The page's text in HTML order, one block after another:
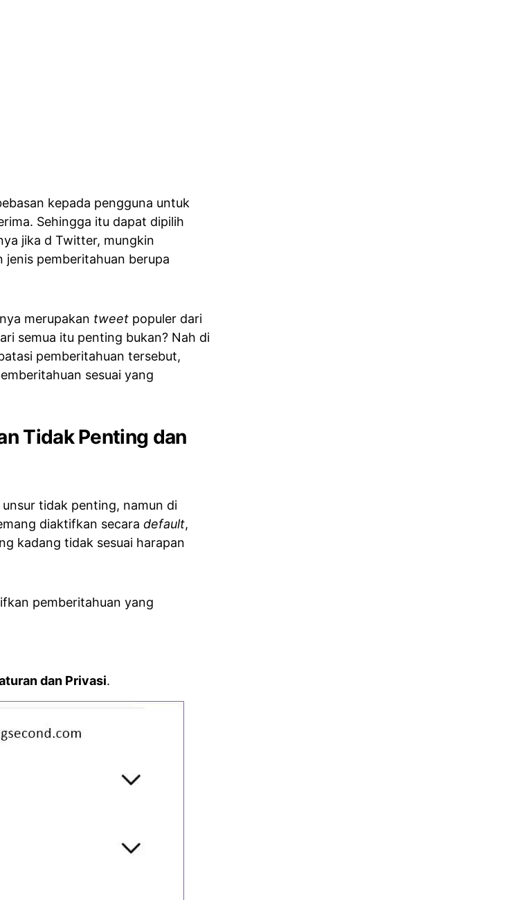
kepada pengguna untuk
Sehingga itu dapat dipilih
jika d Twitter, mungkin
pemberitahuan berupa
merupakan tweet populer dari
semua itu penting bukan? Nah di
pemberitahuan tersebut,
sesuai yang
Tidak Penting dan
tidak penting, namun di
diaktifkan secara default,
kadang tidak sesuai harapan
pemberitahuan yang
dan Privasi.